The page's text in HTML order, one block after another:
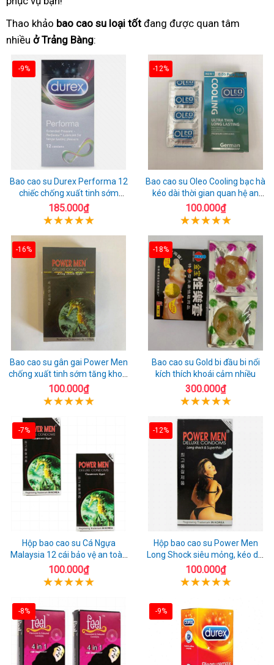
Thao khảo bao cao su loại tốt đang được quan tâm
nhiều ở Trảng Bàng:
-9%
Bao cao su Durex Performa 12
chiếc chống xuất tinh sớm
chuẩn Thái Lan
185.000₫
-12%
Bao cao su Oleo Cooling bạc hà
kéo dài thời gian quan hệ an
toàn
100.000₫
-16%
Bao cao su gân gai Power Men
chống xuất tinh sớm tăng khoái
cảm
100.000₫
-18%
Bao cao su Gold bi đầu bi nổi
kích thích khoái cảm nhiều
300.000₫
-7%
Hộp bao cao su Cá Ngựa
Malaysia 12 cái bảo vệ an toàn
tuyệt đối
100.000₫
-12%
Hộp bao cao su Power Men
Long Shock siêu mỏng, kéo dài
quan hệ thoải mái
100.000₫
-8% -9%